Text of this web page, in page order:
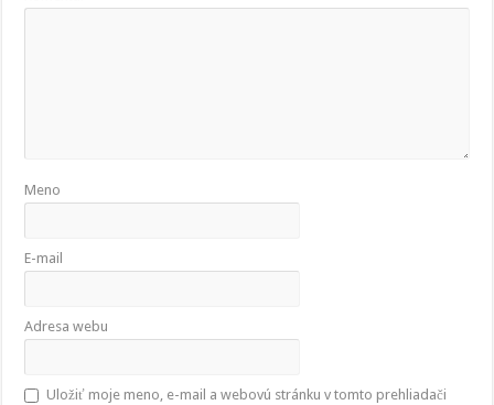
Meno
E-mail
Adresa webu
Uložiť moje meno, e-mail a webovú stránku v tomto prehliadači